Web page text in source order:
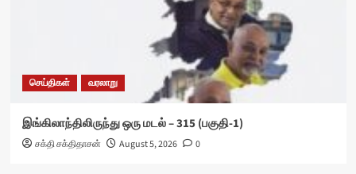
செய்திகள் வரலாறு
இங்கிலாந்திலிருந்து ஒரு மடல் – 315 (பகுதி-1)
சக்தி சக்திதாசன் August 5, 2026 0